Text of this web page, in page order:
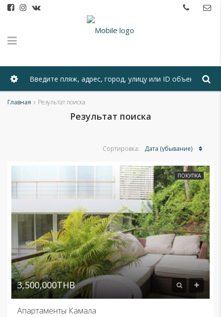
Главная Результат поиска
Результат поиска
Сортировка: Дата (убывание)
ПОКУПКА
3,500,000THB
Апартаменты Камала